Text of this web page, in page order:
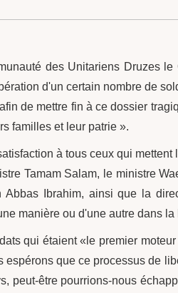
des Unitariens Druzes
d'un certain nombre de
de mettre fin à ce dossier
familles et leur patrie ».
à tous ceux qui
Tamam Salam, le ministre
Abbas Ibrahim, ainsi que la
manière ou d'une autre dans
qui étaient «le premier
espérons que ce processus de
peut-être pourrions-nous